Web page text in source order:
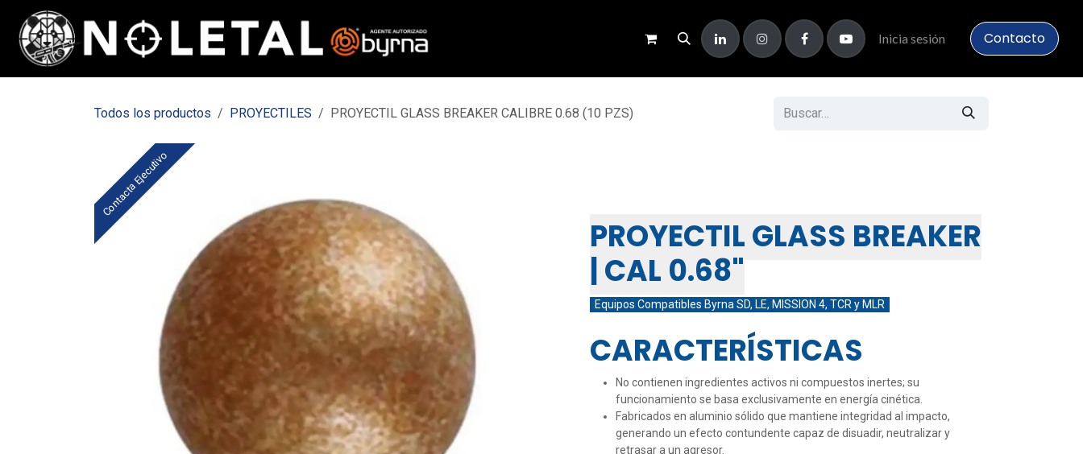
Ir al contenido
Inicia sesión Contacto
Todos los productos PROYECTILES PROYECTIL GLASS BREAKER CALIBRE 0.68 (10 PZS)
Contacta Ejecutivo
PROYECTIL GLASS BREAKER
| CAL 0.68"
Equipos Compatibles Byrna SD, LE, MISSION 4, TCR y MLR
CARACTERÍSTICAS
No contienen ingredientes activos ni compuestos inertes; su
funcionamiento se basa exclusivamente en energía cinética.
Fabricados en aluminio sólido que mantiene integridad al impacto,
generando un efecto contundente capaz de disuadir, neutralizar y
retrasar a un agresor.